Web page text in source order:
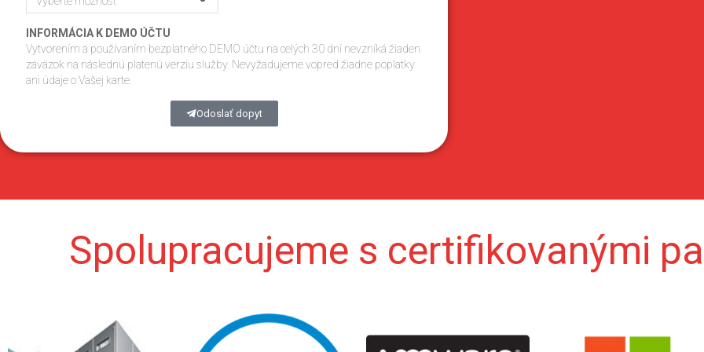
INFORMÁCIA K DEMO ÚČTU
Vytvorením a používaním bezplatného DEMO účtu na celých 30 dní nevzníká žiaden
záväzok na následnú platenú verziu služby. Nevyžadujeme vopred žiadne poplatky
ani údaje o Vašej karte.
Odoslať dopyt
Spolupracujeme s certifikovanými